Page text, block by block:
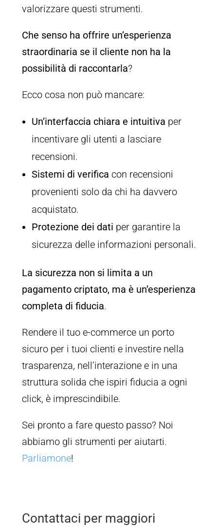
valorizzare questi strumenti.
Che senso ha offrire un’esperienza
straordinaria se il cliente non ha la
possibilità di raccontarla?
Ecco cosa non può mancare:
Un’interfaccia chiara e intuitiva per
incentivare gli utenti a lasciare
recensioni.
Sistemi di verifica con recensioni
provenienti solo da chi ha davvero
acquistato.
Protezione dei dati per garantire la
sicurezza delle informazioni personali.
La sicurezza non si limita a un
pagamento criptato, ma è un’esperienza
completa di fiducia.
Rendere il tuo e-commerce un porto
sicuro per i tuoi clienti e investire nella
trasparenza, nell’interazione e in una
struttura solida che ispiri fiducia a ogni
click, è imprescindibile.
Sei pronto a fare questo passo? Noi
abbiamo gli strumenti per aiutarti.
Parliamone!
Contattaci per maggiori